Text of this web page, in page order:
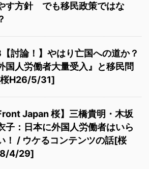
す方針 でも移民政策ではな
討論！】やはり亡国への道か？
国人労働者大量受入』と移民問
H26/5/31]
Japan 桜】三橋貴明・木坂
子：日本に外国人労働者はいら
！ / ウケるコンテンツの話[桜
4/29]